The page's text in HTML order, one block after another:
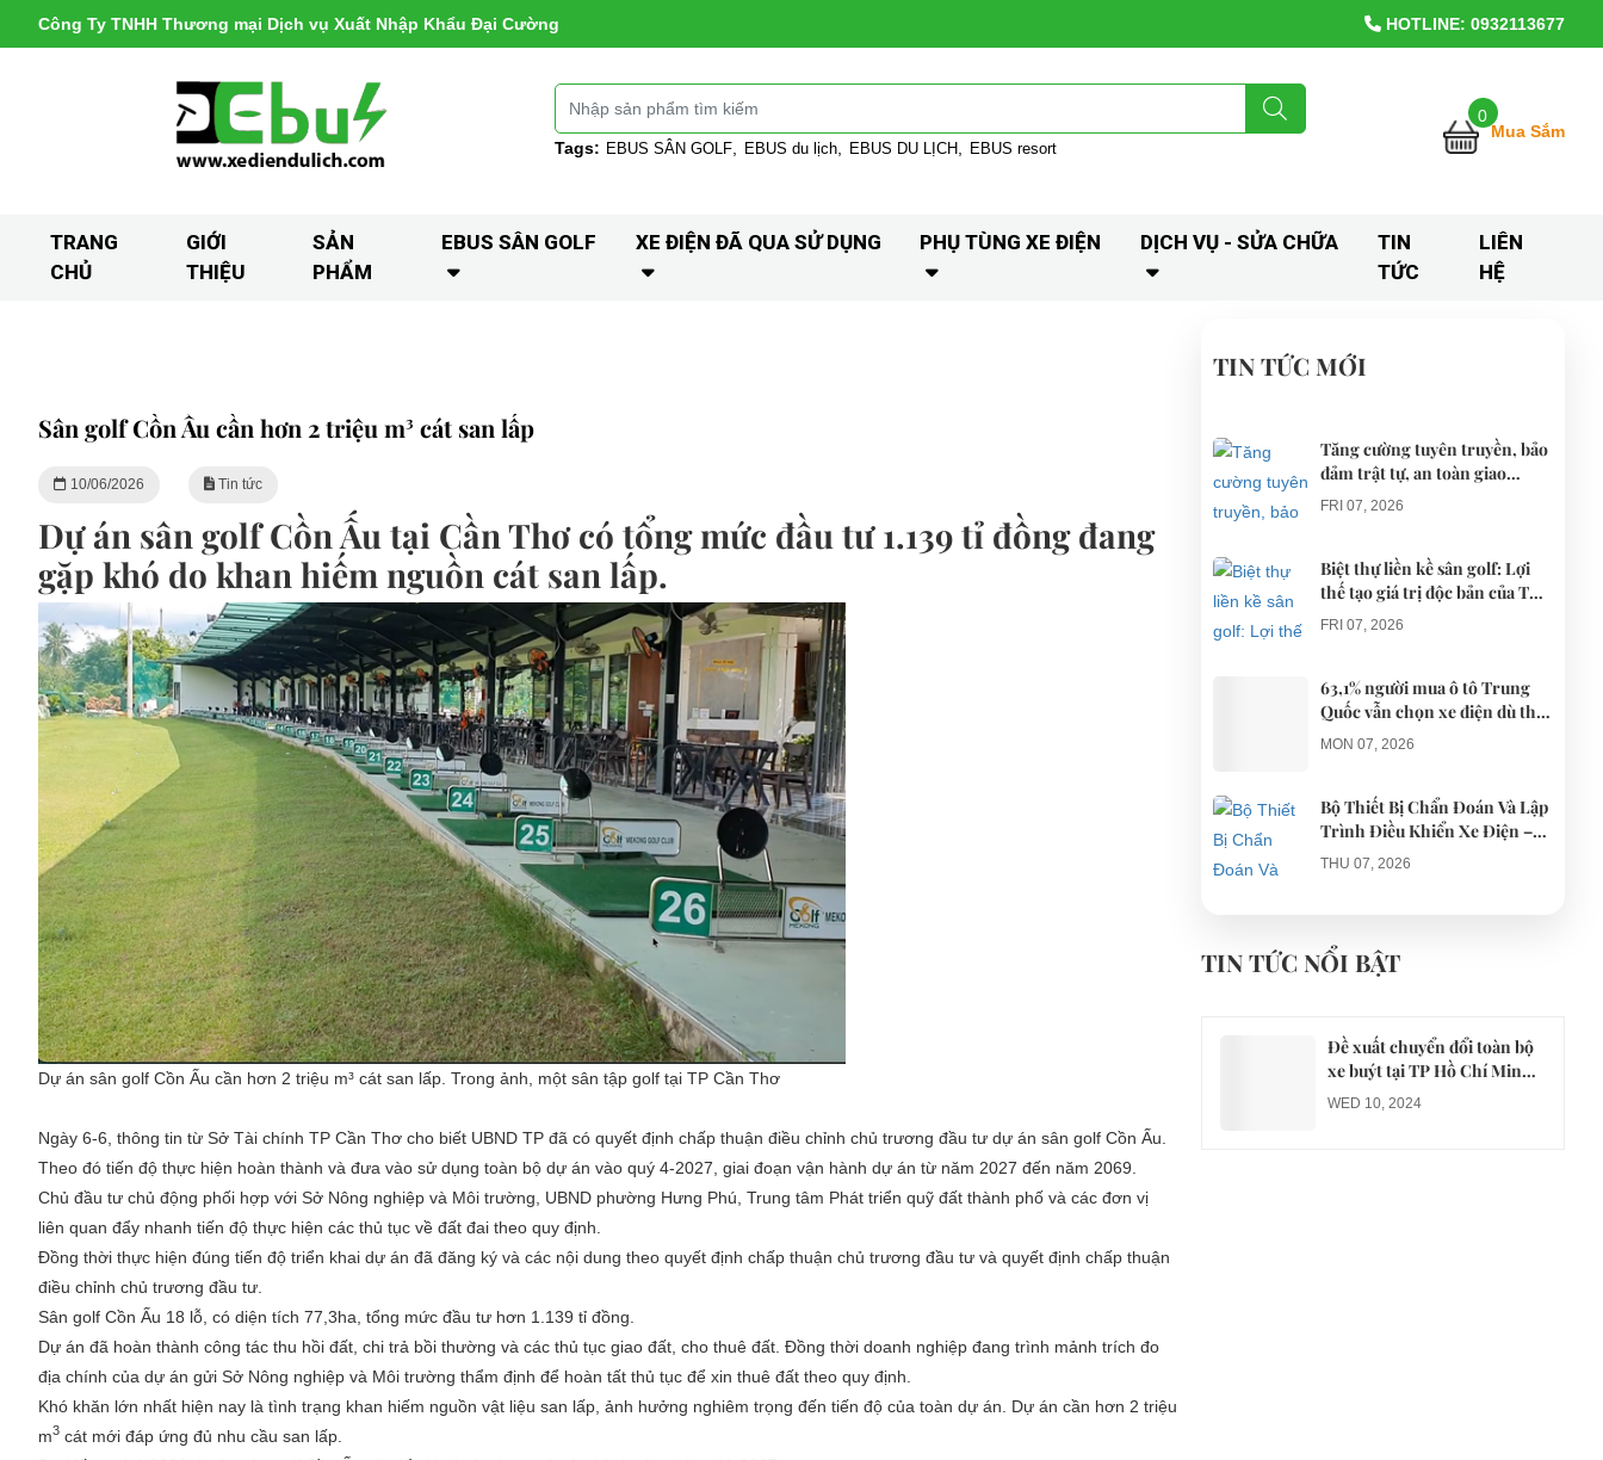
Công Ty TNHH Thương mại Dịch vụ Xuất Nhập Khẩu Đại Cường HOTLINE: 0932113677
Tags: EBUS SÂN GOLF EBUS du lịch EBUS DU LỊCH EBUS resort
0
Mua Sắm
TRANG
CHỦ
GIỚI
THIỆU
SẢN
PHẨM
EBUS SÂN GOLF XE ĐIỆN ĐÃ QUA SỬ DỤNG PHỤ TÙNG XE ĐIỆN DỊCH VỤ - SỬA CHỮA
TIN
TỨC
LIÊN
HỆ
Sân golf Cồn Ấu cần hơn 2 triệu m³ cát san lấp
10/06/2026 Tin tức
Dự án sân golf Cồn Ấu tại Cần Thơ có tổng mức đầu tư 1.139 tỉ đồng đang
gặp khó do khan hiếm nguồn cát san lấp.
Dự án sân golf Cồn Ấu cần hơn 2 triệu m³ cát san lấp. Trong ảnh, một sân tập golf tại TP Cần Thơ
Ngày 6-6, thông tin từ Sở Tài chính TP Cần Thơ cho biết UBND TP đã có quyết định chấp thuận điều chỉnh chủ trương đầu tư dự án sân golf Cồn Ấu.
Theo đó tiến độ thực hiện hoàn thành và đưa vào sử dụng toàn bộ dự án vào quý 4-2027, giai đoạn vận hành dự án từ năm 2027 đến năm 2069.
Chủ đầu tư chủ động phối hợp với Sở Nông nghiệp và Môi trường, UBND phường Hưng Phú, Trung tâm Phát triển quỹ đất thành phố và các đơn vị
liên quan đẩy nhanh tiến độ thực hiện các thủ tục về đất đai theo quy định.
Đồng thời thực hiện đúng tiến độ triển khai dự án đã đăng ký và các nội dung theo quyết định chấp thuận chủ trương đầu tư và quyết định chấp thuận
điều chỉnh chủ trương đầu tư.
Sân golf Cồn Ấu 18 lỗ, có diện tích 77,3ha, tổng mức đầu tư hơn 1.139 tỉ đồng.
Dự án đã hoàn thành công tác thu hồi đất, chi trả bồi thường và các thủ tục giao đất, cho thuê đất. Đồng thời doanh nghiệp đang trình mảnh trích đo
địa chính của dự án gửi Sở Nông nghiệp và Môi trường thẩm định để hoàn tất thủ tục để xin thuê đất theo quy định.
Khó khăn lớn nhất hiện nay là tình trạng khan hiếm nguồn vật liệu san lấp, ảnh hưởng nghiêm trọng đến tiến độ của toàn dự án. Dự án cần hơn 2 triệu
m3 cát mới đáp ứng đủ nhu cầu san lấp.
TIN TỨC MỚI
Tăng cường tuyên truyền, bảo
đảm trật tự, an toàn giao
thông khi thí điểm xe điện 4
bánh phục vụ du lịch
FRI 07, 2026
Biệt thự liền kề sân golf: Lợi
thế tạo giá trị độc bản của The
AGULA Tây Ninh
FRI 07, 2026
63,1% người mua ô tô Trung
Quốc vẫn chọn xe điện dù thị
trường tháng 7 hạ nhiệt
MON 07, 2026
Bộ Thiết Bị Chẩn Đoán Và Lập
Trình Điều Khiển Xe Điện –
Giải Pháp Bảo Trì Chuyên
Nghiệp
THU 07, 2026
điện du lịch gây gổ khi đón du
khách ở Quy Nhơn
TIN TỨC NỔI BẬT
Đề xuất chuyển đổi toàn bộ
xe buýt tại TP Hồ Chí Minh
sang xe điện từ năm 2026
WED 10, 2024